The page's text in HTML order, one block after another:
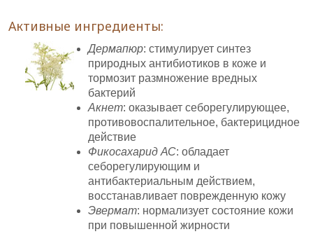
Активные ингредиенты:
Дермапюр: стимулирует синтез
природных антибиотиков в коже и
тормозит размножение вредных
бактерий
Акнет: оказывает себорегулирующее,
противовоспалительное, бактерицидное
действие
Фикосахарид АС: обладает
себорегулирующим и
антибактериальным действием,
восстанавливает поврежденную кожу
Эвермат: нормализует состояние кожи
при повышенной жирности